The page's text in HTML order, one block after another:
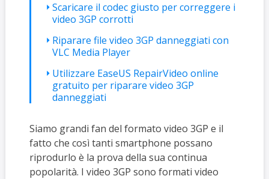
Scaricare il codec giusto per correggere i
video 3GP corrotti
Riparare file video 3GP danneggiati con
VLC Media Player
Utilizzare EaseUS RepairVideo online
gratuito per riparare video 3GP
danneggiati
Siamo grandi fan del formato video 3GP e il
fatto che così tanti smartphone possano
riprodurlo è la prova della sua continua
popolarità. I video 3GP sono formati video